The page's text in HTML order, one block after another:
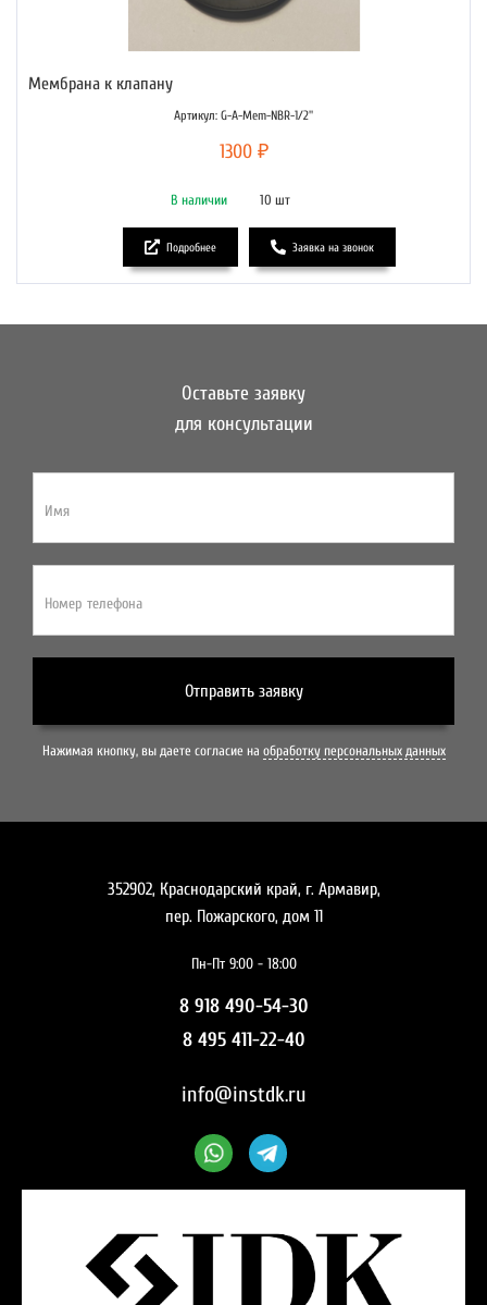
Мембрана к клапану
Артикул: G-A-Mem-NBR-1/2''
1300 ₽
В наличии 10 шт
Подробнее Заявка на звонок
Оставьте заявку
для консультации
Имя
Номер телефона
Отправить заявку
Нажимая кнопку, вы даете согласие на обработку персональных данных
352902, Краснодарский край, г. Армавир,
пер. Пожарского, дом 11
Пн-Пт 9:00 - 18:00
8 918 490-54-30
8 495 411-22-40
info@instdk.ru